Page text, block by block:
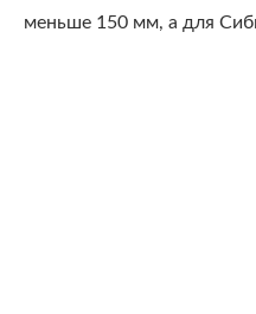
меньше 150 мм, а для